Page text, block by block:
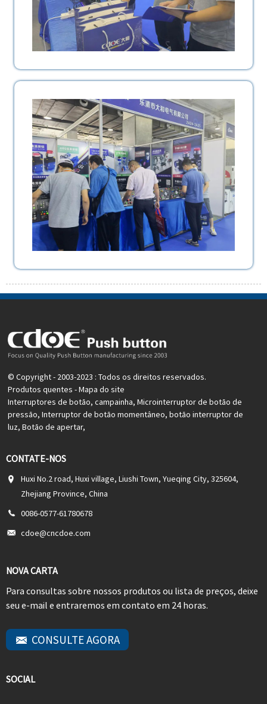
© Copyright - 2003-2023 : Todos os direitos reservados.
Produtos quentes -Mapa do site
Interruptores de botão, campainha, Microinterruptor de botão de
pressão, Interruptor de botão momentâneo, botão interruptor de
luz, Botão de apertar,
CONTATE-NOS
Huxi No.2 road, Huxi village, Liushi Town, Yueqing City, 325604,
Zhejiang Province, China
0086-0577-61780678
cdoe@cncdoe.com
NOVA CARTA
Para consultas sobre nossos produtos ou lista de preços, deixe
seu e-mail e entraremos em contato em 24 horas.
CONSULTE AGORA
SOCIAL